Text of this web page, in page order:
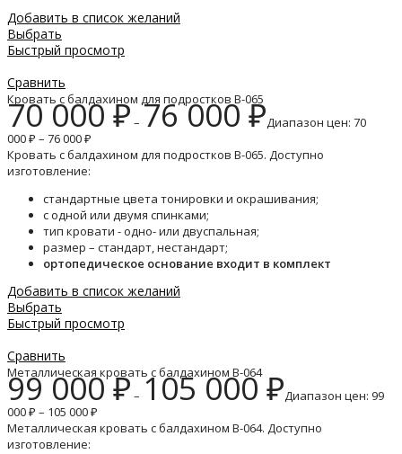
Добавить в список желаний
Выбрать
Быстрый просмотр
Сравнить
Кровать с балдахином для подростков B-065
70 000₽– 76 000₽Диапазон цен: 70
000 ₽ – 76 000 ₽
Кровать с балдахином для подростков B-065. Доступно
изготовление:
стандартные цвета тонировки и окрашивания;
с одной или двумя спинками;
тип кровати - одно- или двуспальная;
размер – стандарт, нестандарт;
ортопедическое основание входит в комплект
Добавить в список желаний
Выбрать
Быстрый просмотр
Сравнить
Металлическая кровать с балдахином B-064
99 000₽– 105 000₽Диапазон цен: 99
000 ₽ – 105 000 ₽
Металлическая кровать с балдахином B-064. Доступно
изготовление: